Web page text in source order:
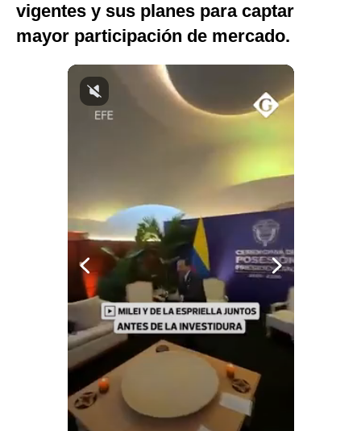
¿quiénes
Somos?
Condiciones
vigentes y sus planes para captar
mayor participación de mercado.